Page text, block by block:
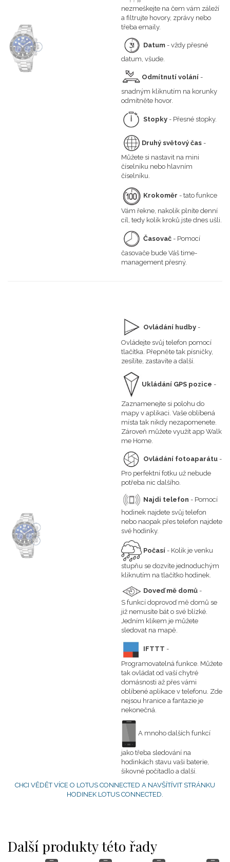
nezmeškejte na čem vám záleží
a filtrujte hovory, zprávy nebo
třeba emaily.
Datum - vždy přesné
datum, všude.
Odmítnutí volání -
snadným kliknutím na korunky
odmítněte hovor.
Stopky - Přesné stopky.
Druhý světový čas -
Můžete si nastavit na mini
číselníku nebo hlavním
číselníku.
Krokoměr - tato funkce
Vám řekne, nakolik plníte denní
cíl, tedy kolik kroků jste dnes ušli.
Časovač - Pomocí
časovače bude Váš time-
management přesný.
Ovládání hudby -
Ovládejte svůj telefon pomocí
tlačítka. Přepněte tak písničky,
zesílíte, zastavíte a další.
Ukládání GPS pozice -
Zaznamenejte si polohu do
mapy v aplikaci. Vaše oblíbená
místa tak nikdy nezapomenete.
Zároveň můžete využít app Walk
me Home.
Ovládání fotoaparátu -
Pro perfektní fotku už nebude
potřeba nic dalšího.
Najdi telefon - Pomocí
hodinek najdete svůj telefon
nebo naopak přes telefon najdete
své hodinky.
Počasí - Kolik je venku
stupňu se dozvíte jednoduchým
kliknutím na tlačítko hodinek.
Doveď mě domů -
S funkcí doprovoď mě domů se
již nemusíte bát o své blízké.
Jedním klikem je můžete
sledovat na mapě.
IFTTT -
Programovatelná funkce. Můžete
tak ovládat od vaší chytré
domásnosti až přes vámi
oblíbené aplikace v telefonu. Zde
nejsou hranice a fantazie je
nekonečná.
A mnoho dalších funkcí
jako třeba sledování na
hodinkách stavu vaši baterie,
šikovné počítadlo a další.
CHCI VĚDĚT VÍCE O LOTUS CONNECTED A NAVŠÍTÍVIT STRÁNKU
HODINEK LOTUS CONNECTED.
Další produkty této řady